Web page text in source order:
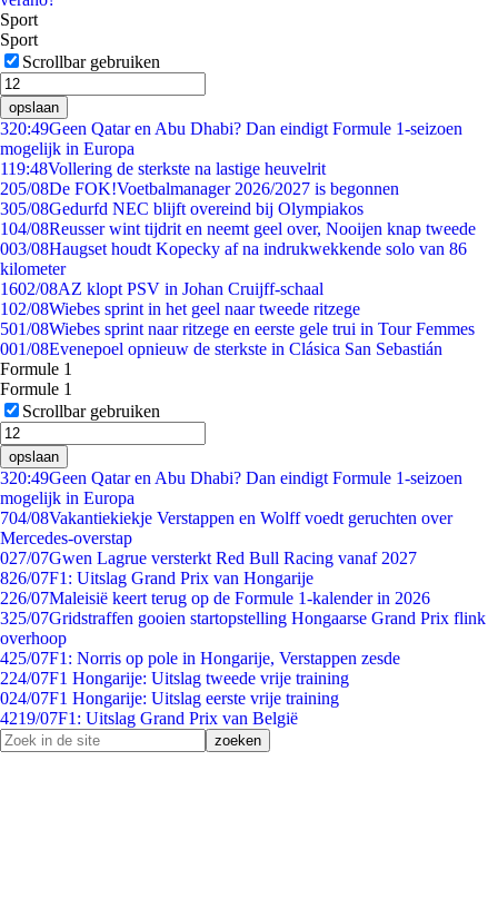
Sport
Sport
Scrollbar gebruiken
opslaan
320:49Geen Qatar en Abu Dhabi? Dan eindigt Formule 1-seizoen
mogelijk in Europa
119:48Vollering de sterkste na lastige heuvelrit
205/08De FOK!Voetbalmanager 2026/2027 is begonnen
305/08Gedurfd NEC blijft overeind bij Olympiakos
104/08Reusser wint tijdrit en neemt geel over, Nooijen knap tweede
003/08Haugset houdt Kopecky af na indrukwekkende solo van 86
kilometer
1602/08AZ klopt PSV in Johan Cruijff-schaal
102/08Wiebes sprint in het geel naar tweede ritzege
501/08Wiebes sprint naar ritzege en eerste gele trui in Tour Femmes
001/08Evenepoel opnieuw de sterkste in Clásica San Sebastián
Formule 1
Formule 1
Scrollbar gebruiken
opslaan
320:49Geen Qatar en Abu Dhabi? Dan eindigt Formule 1-seizoen
mogelijk in Europa
704/08Vakantiekiekje Verstappen en Wolff voedt geruchten over
Mercedes-overstap
027/07Gwen Lagrue versterkt Red Bull Racing vanaf 2027
826/07F1: Uitslag Grand Prix van Hongarije
226/07Maleisië keert terug op de Formule 1-kalender in 2026
325/07Gridstraffen gooien startopstelling Hongaarse Grand Prix flink
overhoop
425/07F1: Norris op pole in Hongarije, Verstappen zesde
224/07F1 Hongarije: Uitslag tweede vrije training
024/07F1 Hongarije: Uitslag eerste vrije training
4219/07F1: Uitslag Grand Prix van België